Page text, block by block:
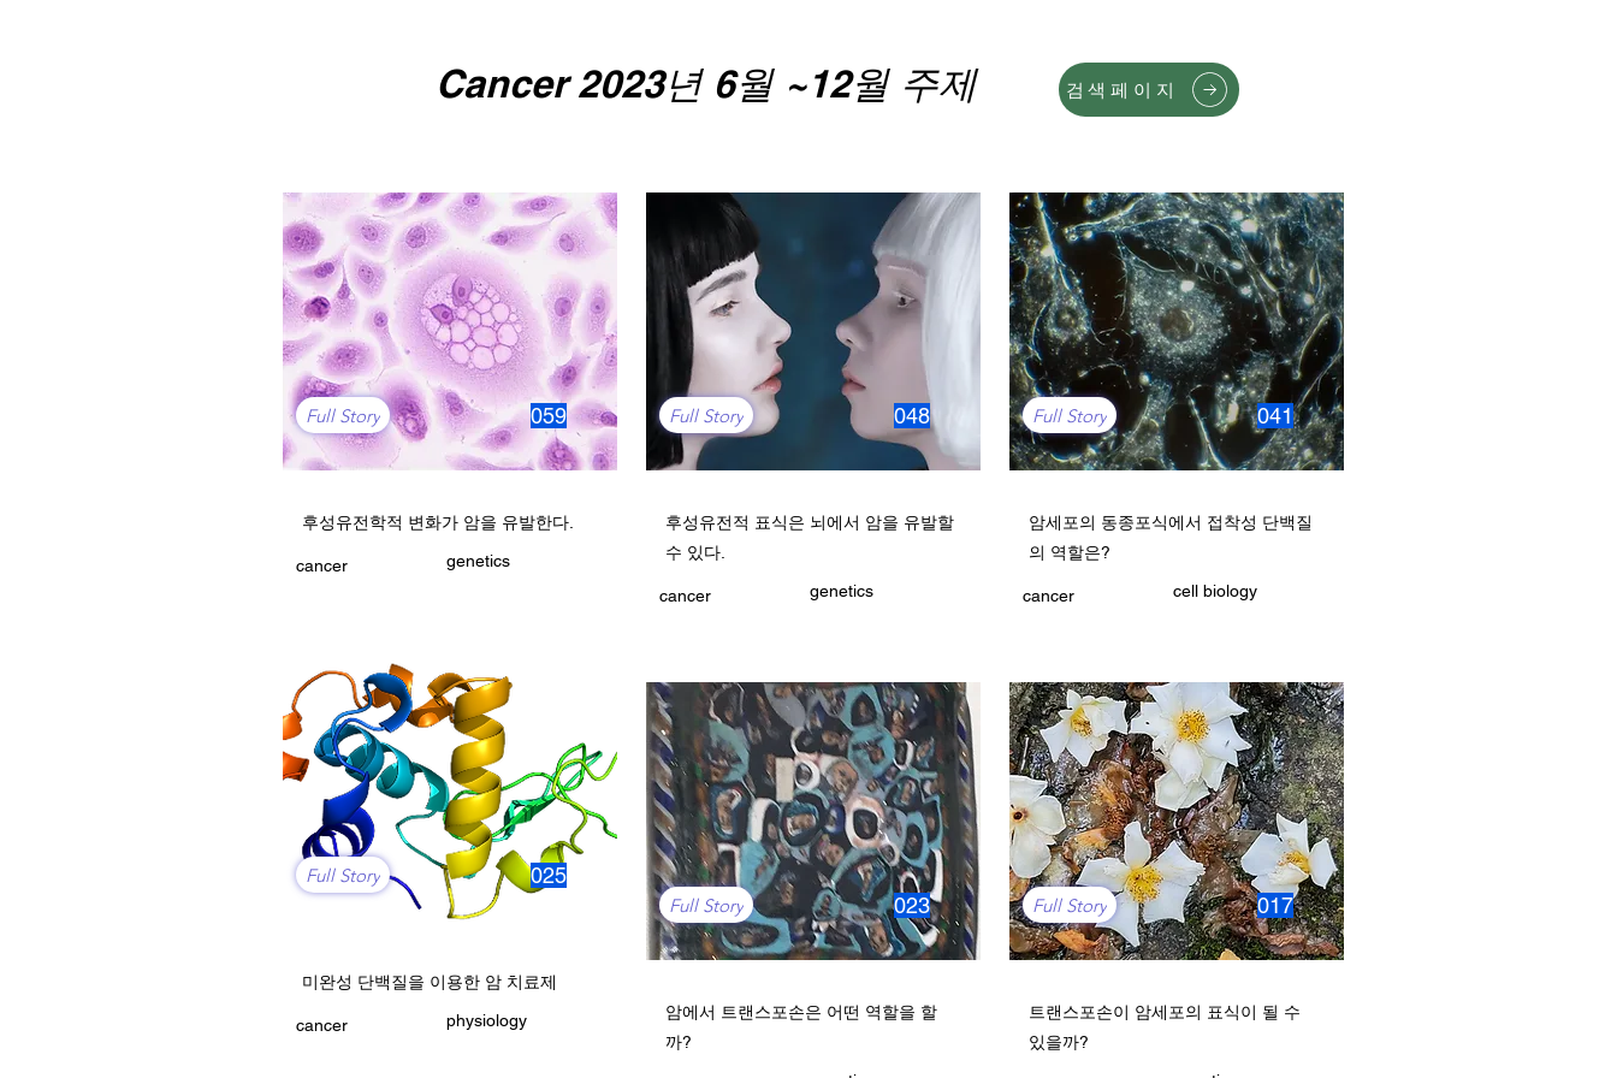
Cancer 2023년 6월 ~12월 주제 검색페이지
059
Full Story
후성유전학적 변화가 암을 유발한다.
cancer genetics
025
Full Story
미완성 단백질을 이용한 암 치료제
cancer physiology
048
Full Story
후성유전적 표식은 뇌에서 암을 유발할
수 있다.
cancer genetics
023
Full Story
암에서 트랜스포손은 어떤 역할을 할
까?
041
Full Story
암세포의 동종포식에서 접착성 단백질
의 역할은?
cancer cell biology
017
Full Story
트랜스포손이 암세포의 표식이 될 수
있을까?